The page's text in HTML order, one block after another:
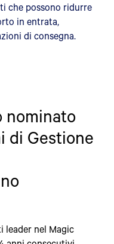
che possono ridurre
in entrata,
di consegna.
nominato
di Gestione
leader nel Magic